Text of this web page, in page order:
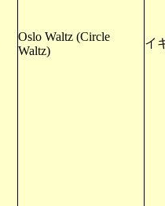
Oslo Waltz (Circle
Waltz)
イ